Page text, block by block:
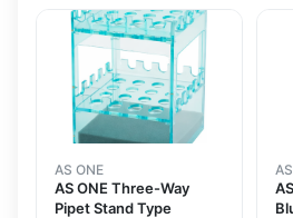
AS ONE
AS ONE Three-Way
Pipet Stand Type